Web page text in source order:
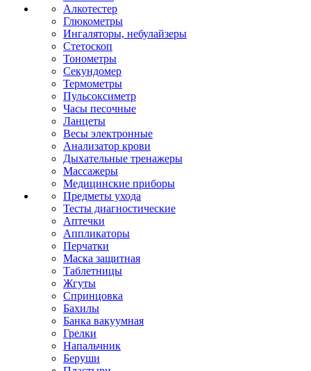
Алкотестер
Глюкометры
Ингаляторы, небулайзеры
Стетоскоп
Тонометры
Секундомер
Термометры
Пульсоксиметр
Часы песочные
Ланцеты
Весы электронные
Анализатор крови
Дыхательные тренажеры
Массажеры
Медицинские приборы
Предметы ухода
Тесты диагностические
Аптечки
Аппликаторы
Перчатки
Маска защитная
Таблетницы
Жгуты
Спринцовка
Бахилы
Банка вакуумная
Грелки
Напальчник
Беруши